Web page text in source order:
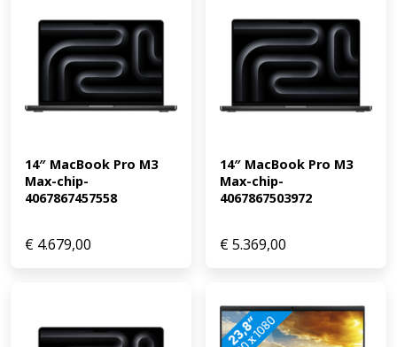
14″ MacBook Pro M3
Max-chip-
4067867457558
€ 4.679,00
14″ MacBook Pro M3
Max-chip-
4067867503972
€5.369,00